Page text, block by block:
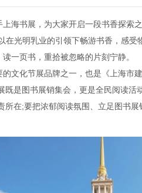
海书展，为大家开启一段书香探索
在光明乳业的引领下畅游书香，感
一页书，重拾被忽略的片刻宁静。
的文化节展品牌之一，也是《上海市
是图书展销集会，更是全民阅读活
所在;要把浓郁阅读氛围、立足图书